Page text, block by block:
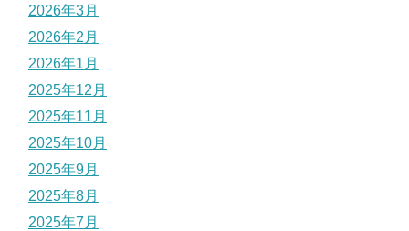
2026年3月
2026年2月
2026年1月
2025年12月
2025年11月
2025年10月
2025年9月
2025年8月
2025年7月